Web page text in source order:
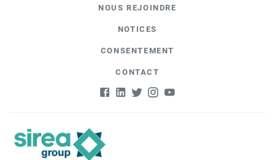
NOUS REJOINDRE
NOTICES
CONSENTEMENT
CONTACT